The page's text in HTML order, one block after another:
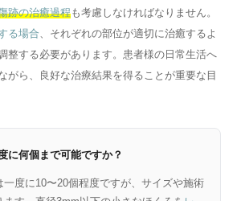
跡の治癒過程も考慮しなければなりません。
る場合 、それぞれの部位が適切に治癒するよ
整する必要があります。患者様の日常生活へ
がら、良好な治療結果を得ることが重要な目
に何個まで可能ですか？
度に10〜20個程度ですが、サイズや施術